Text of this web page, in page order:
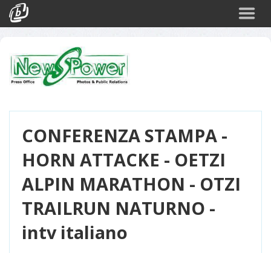
Eventi
Login
CONFERENZA STAMPA -
HORN ATTACKE - OETZI
ALPIN MARATHON - OTZI
TRAILRUN NATURNO -
intv italiano